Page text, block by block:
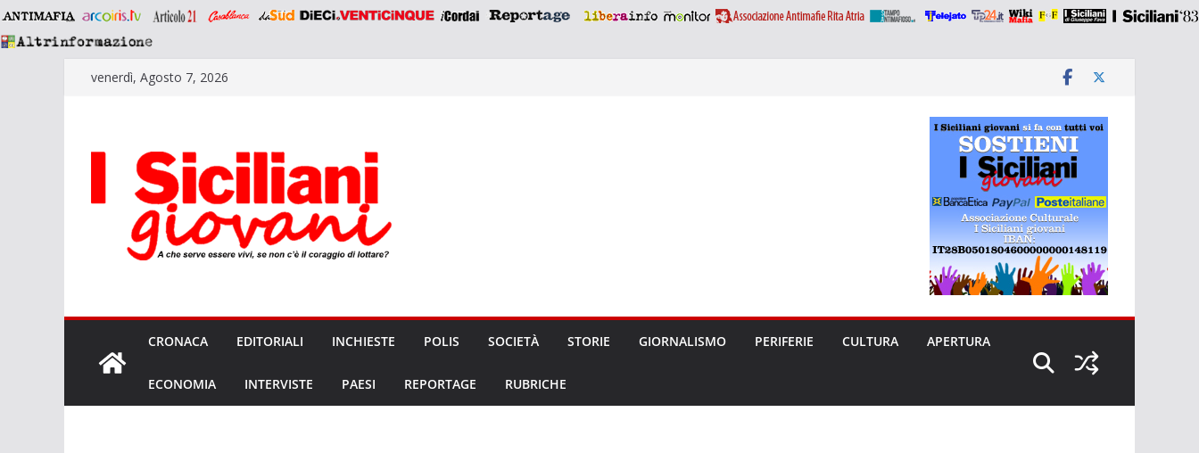
Saltavenerdì, Agosto 7, 2026
CRONACA EDITORIALI INCHIESTE POLIS SOCIETÀ STORIE GIORNALISMO PERIFERIE CULTURA APERTURA
ECONOMIA INTERVISTE PAESI REPORTAGE RUBRICHE